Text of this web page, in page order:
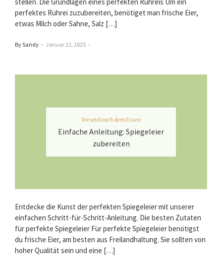
stellen. Die Grundlagen eines perfekten Rühreis Um ein
perfektes Rührei zuzubereiten, benötiget man frische Eier,
etwas Milch oder Sahne, Salz […]
By Sandy – Januar 22, 2025 –
Vor und nach dem Essen
Einfache Anleitung: Spiegeleier
zubereiten
Entdecke die Kunst der perfekten Spiegeleier mit unserer
einfachen Schritt-für-Schritt-Anleitung. Die besten Zutaten
für perfekte Spiegeleier Für perfekte Spiegeleier benötigst
du frische Eier, am besten aus Freilandhaltung. Sie sollten von
hoher Qualität sein und eine […]